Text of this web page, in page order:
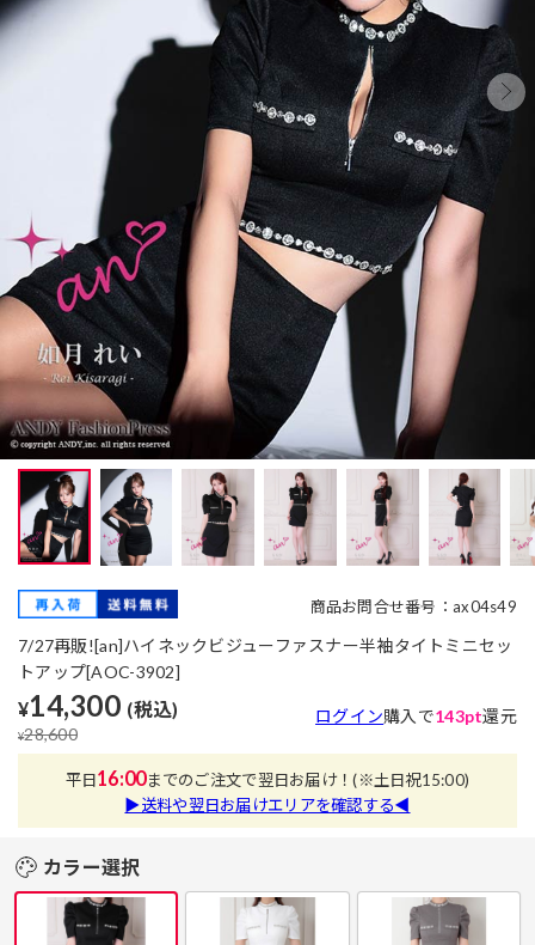
商品お問合せ番号：ax04s49
7/27再販![an]ハイネックビジューファスナー半袖タイトミニセッ
トアップ[AOC-3902]
¥14,300 (税込)
¥28,600
ログイン購入で143pt還元
平日16:00までのご注文で翌日お届け！(※土日祝15:00)
▶送料や翌日お届けエリアを確認する◀
カラー選択